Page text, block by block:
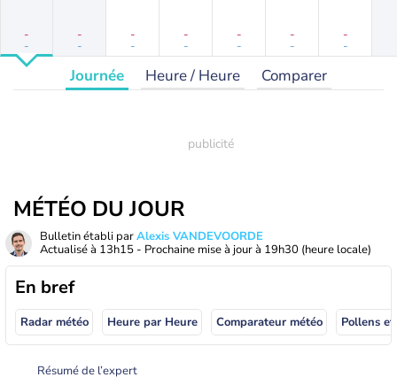
-
-
-
-
-
-
-
-
-
-
-
-
-
-
Journée Heure / Heure Comparer
MÉTÉO DU JOUR
Bulletin établi parAlexis VANDEVOORDE
Actualisé à 13h15 - Prochaine mise à jour à 19h30 (heure locale)
En bref
Radar météo Heure par Heure Comparateur météo Pollens
Résumé de l’expert